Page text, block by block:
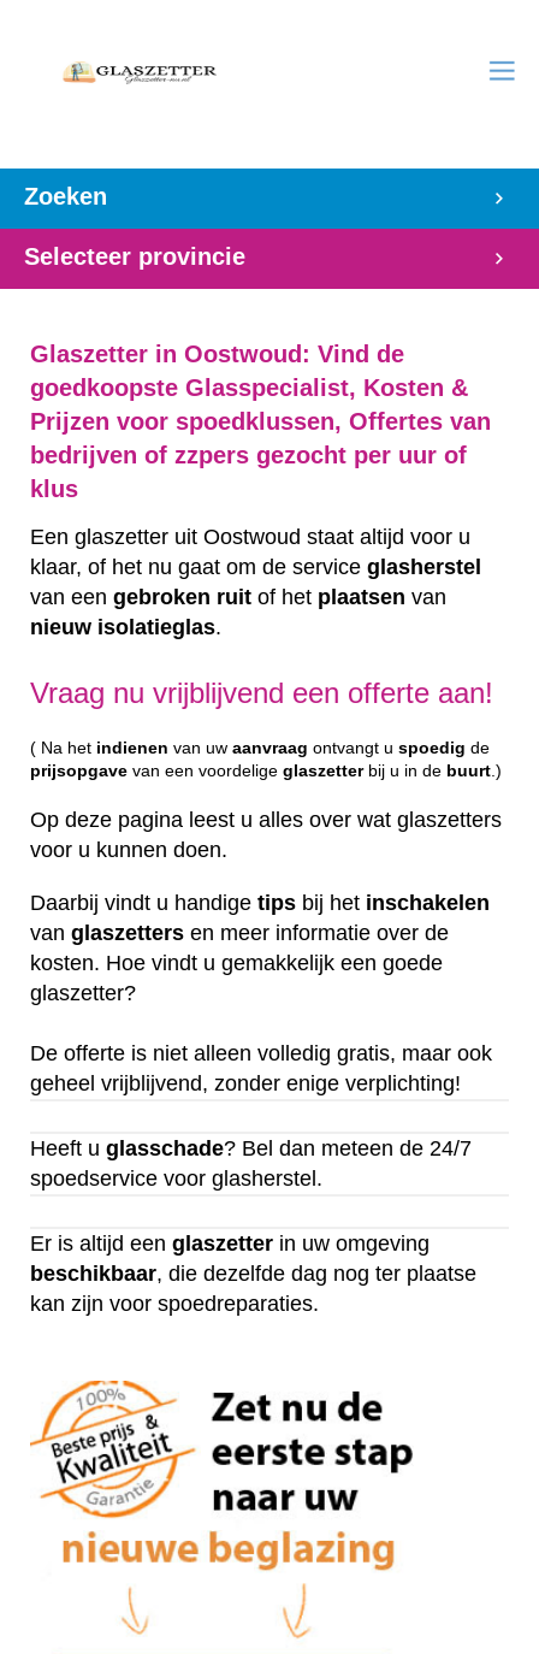
Zoeken
Selecteer provincie
Glaszetter in Oostwoud: Vind de
goedkoopste Glasspecialist, Kosten &
Prijzen voor spoedklussen, Offertes van
bedrijven of zzpers gezocht per uur of
klus
Een glaszetter uit Oostwoud staat altijd voor u
klaar, of het nu gaat om de service glasherstel
van een gebroken ruit of het plaatsen van
nieuw isolatieglas.
Vraag nu vrijblijvend een offerte aan!
( Na het indienen van uw aanvraag ontvangt u spoedig de
prijsopgave van een voordelige glaszetterbij u in de buurt .)
Op deze pagina leest u alles over wat glaszetters
voor u kunnen doen.
Daarbij vindt u handige tips bij het inschakelen
van glaszetters en meer informatie over de
kosten. Hoe vindt u gemakkelijk een goede
glaszetter?
De offerte is niet alleen volledig gratis, maar ook
geheel vrijblijvend, zonder enige verplichting!
Heeft u glasschade? Bel dan meteen de 24/7
spoedservice voor glasherstel.
Er is altijd een glaszetter in uw omgeving
beschikbaar, die dezelfde dag nog ter plaatse
kan zijn voor spoedreparaties.